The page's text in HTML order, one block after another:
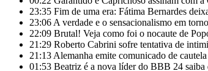
23:35 Fim de uma era: Fátima Bernardes
23:06 A verdade e o sensacionalismo em
22:09 Brutal! Veja como foi o nocaute de
21:29 Roberto Cabrini sofre tentativa de
21:13 Alemanha emite comunicado de
01:53 Beatriz é a nova líder do BBB 24 saiba